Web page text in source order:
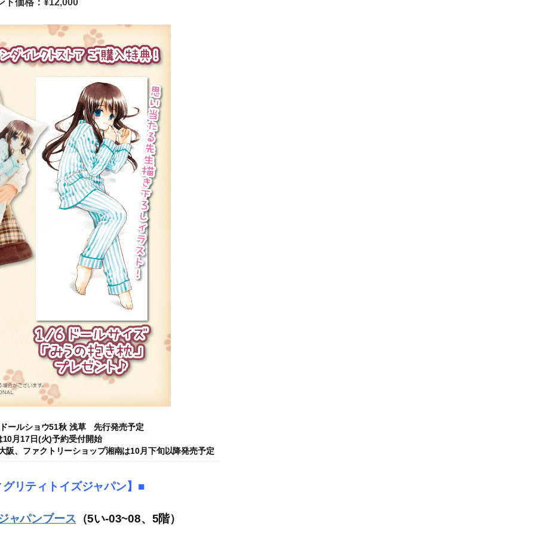
ールショウ51秋 浅草 先行発売予定
10月17日(火)予約受付開始
阪、ファクトリーショップ湘南は10月下旬以降発売予定
リティトイズジャパン】■
ャパンブース （5い-03~08、5階）